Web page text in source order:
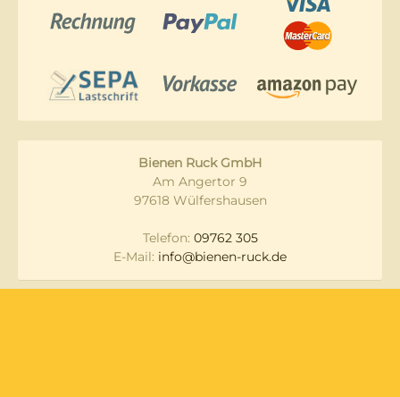
Bienen Ruck GmbH
Am Angertor 9
97618 Wülfershausen
Telefon: 09762 305
E-Mail: info@bienen-ruck.de